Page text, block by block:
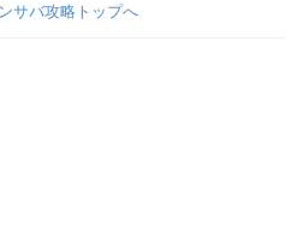
サバ攻略トップへ